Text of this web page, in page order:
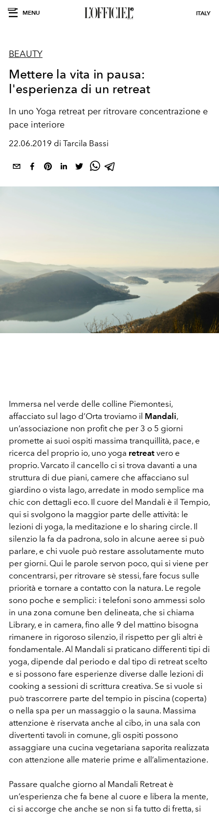
MENU ITALY
BEAUTY
Mettere la vita in pausa:
l'esperienza di un retreat
In uno Yoga retreat per ritrovare concentrazione e
pace interiore
22.06.2019 di Tarcila Bassi
Immersa nel verde delle colline Piemontesi,
affacciato sul lago d’Orta troviamo il Mandali,
un’associazione non profit che per 3 o 5 giorni
promette ai suoi ospiti massima tranquillità, pace, e
ricerca del proprio io, uno yoga retreat vero e
proprio. Varcato il cancello ci si trova davanti a una
struttura di due piani, camere che affacciano sul
giardino o vista lago, arredate in modo semplice ma
chic con dettagli eco. Il cuore del Mandali è il Tempio,
qui si svolgono la maggior parte delle attività: le
lezioni di yoga, la meditazione e lo sharing circle. Il
silenzio la fa da padrona, solo in alcune aeree si può
parlare, e chi vuole può restare assolutamente muto
per giorni. Qui le parole servon poco, qui si viene per
concentrarsi, per ritrovare sè stessi, fare focus sulle
priorità e tornare a contatto con la natura. Le regole
sono poche e semplici: i telefoni sono ammessi solo
in una zona comune ben delineata, che si chiama
Library, e in camera, fino alle 9 del mattino bisogna
rimanere in rigoroso silenzio, il rispetto per gli altri è
fondamentale. Al Mandali si praticano differenti tipi di
yoga, dipende dal periodo e dal tipo di retreat scelto
e si possono fare esperienze diverse dalle lezioni di
cooking a sessioni di scrittura creativa. Se si vuole si
può trascorrere parte del tempio in piscina (coperta)
o nella spa per un massaggio o la sauna. Massima
attenzione è riservata anche al cibo, in una sala con
divertenti tavoli in comune, gli ospiti possono
assaggiare una cucina vegetariana saporita realizzata
con attenzione alle materie prime e all’alimentazione.
Passare qualche giorno al Mandali Retreat è
un’esperienza che fa bene al cuore e libera la mente,
ci si accorge che anche se non si fa tutto di fretta, si